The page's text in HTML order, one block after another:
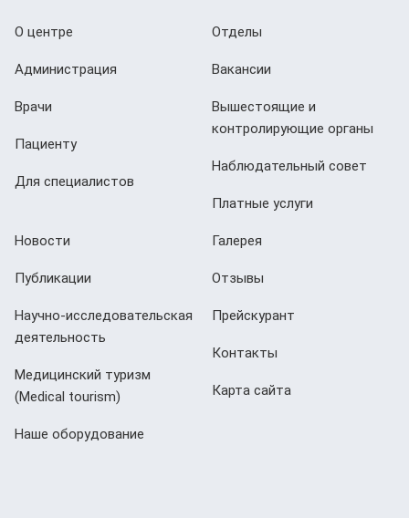
О центре
Администрация
Врачи
Пациенту
Для специалистов
Отделы
Вакансии
Вышестоящие и
контролирующие органы
Наблюдательный совет
Платные услуги
Новости
Публикации
Научно-исследовательская
деятельность
Медицинский туризм
(Мedical tourism)
Наше оборудование
Галерея
Отзывы
Прейскурант
Контакты
Карта сайта